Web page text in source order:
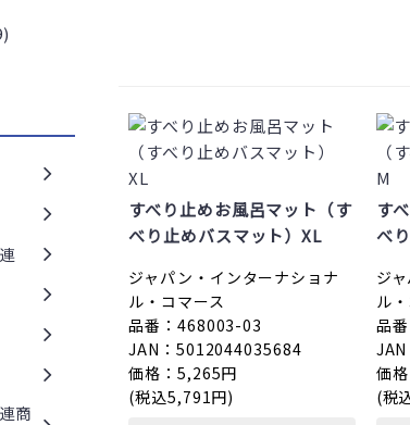
すべり止めお風呂マット（す
べり止めバスマット）XL
ジャパン・インターナショナ
ル・コマース
品番：468003-03
JAN：5012044035684
価格：5,265円
(税込5,791円)
す
べ
ジ
ル
品
価
(税
商